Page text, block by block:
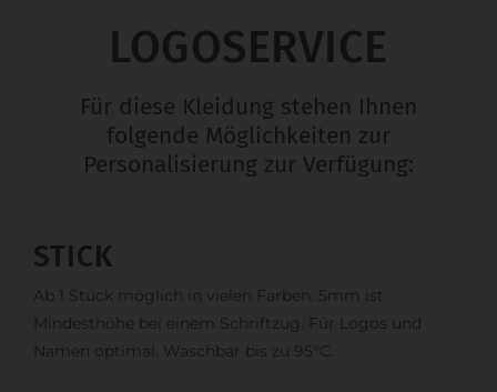
LOGOSERVICE
Für diese Kleidung stehen Ihnen
folgende Möglichkeiten zur
Personalisierung zur Verfügung:
STICK
Ab 1 Stück möglich in vielen Farben. 5mm ist
Mindesthöhe bei einem Schriftzug. Für Logos und
Namen optimal. Waschbar bis zu 95°C.